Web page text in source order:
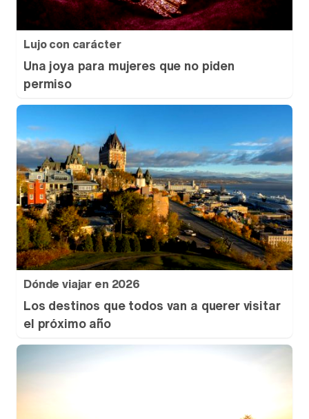
Lujo con carácter
Una joya para mujeres que no piden
permiso
Dónde viajar en 2026
Los destinos que todos van a querer visitar
el próximo año